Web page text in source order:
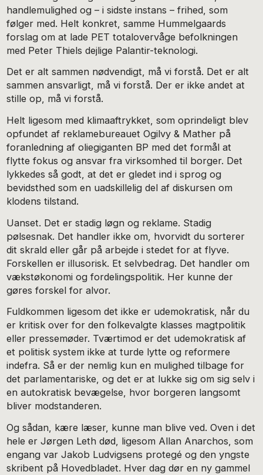
handlemulighed og – i sidste instans – frihed, som
følger med. Helt konkret, samme Hummelgaards
forslag om at lade PET totalovervåge befolkningen
med Peter Thiels dejlige Palantir-teknologi.
Det er alt sammen nødvendigt, må vi forstå. Det er alt
sammen ansvarligt, må vi forstå. Der er ikke andet at
stille op, må vi forstå.
Helt ligesom med klimaaftrykket, som oprindeligt blev
opfundet af reklamebureauet Ogilvy & Mather på
foranledning af oliegiganten BP med det formål at
flytte fokus og ansvar fra virksomhed til borger. Det
lykkedes så godt, at det er gledet ind i sprog og
bevidsthed som en uadskillelig del af diskursen om
klodens tilstand.
Uanset. Det er stadig løgn og reklame. Stadig
pølsesnak. Det handler ikke om, hvorvidt du sorterer
dit skrald eller går på arbejde i stedet for at flyve.
Forskellen er illusorisk. Et selvbedrag. Det handler om
vækstøkonomi og fordelingspolitik. Her kunne der
gøres forskel for alvor.
Fuldkommen ligesom det ikke er udemokratisk, når du
er kritisk over for den folkevalgte klasses magtpolitik
eller pressemøder. Tværtimod er det udemokratisk af
et politisk system ikke at turde lytte og reformere
indefra. Så er der nemlig kun en mulighed tilbage for
det parlamentariske, og det er at lukke sig om sig selv i
en autokratisk bevægelse, hvor borgeren langsomt
bliver modstanderen.
Og sådan, kære læser, kunne man blive ved. Oven i det
hele er Jørgen Leth død, ligesom Allan Anarchos, som
engang var Jakob Ludvigsens protegé og den yngste
skribent på Hovedbladet. Hver dag dør en ny gammel